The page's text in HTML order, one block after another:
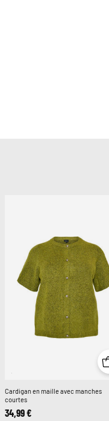
Cardigan en maille avec manches
courtes
34,99 €